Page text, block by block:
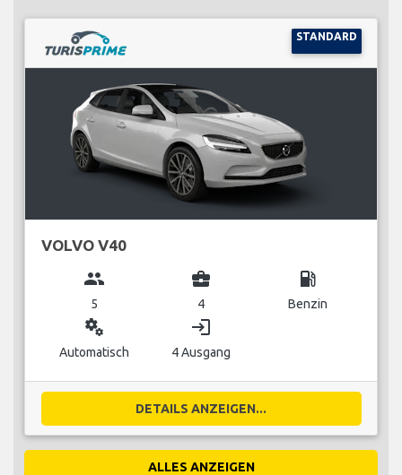
STANDARD
VOLVO V40
group
5
business_center
4
local_gas_station
Benzin
miscellaneous_services
Automatisch
login
4 Ausgang
DETAILS ANZEIGEN...
ALLES ANZEIGEN